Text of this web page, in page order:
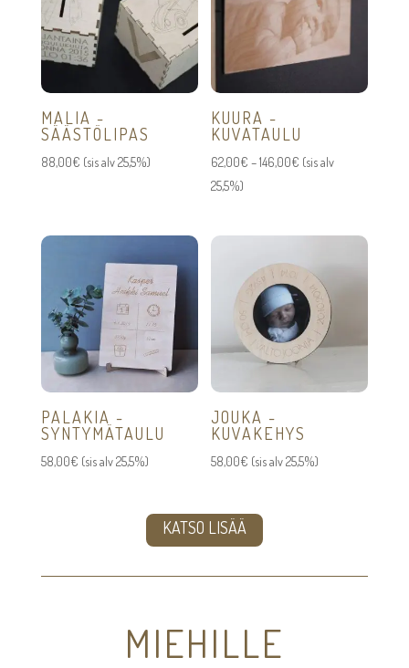
MALIA -
SÄÄSTÖLIPAS
88,00€ (sis alv 25,5%)
KUURA -
KUVATAULU
62,00€ –146,00€ Hintaluokka:
146,00€
(sis alv
25,5%)
PALAKIA -
SYNTYMÄTAULU
58,00€ (sis alv 25,5%)
JOUKA -
KUVAKEHYS
58,00€ (sis alv 25,5%)
KATSO LISÄÄ
MIEHILLE